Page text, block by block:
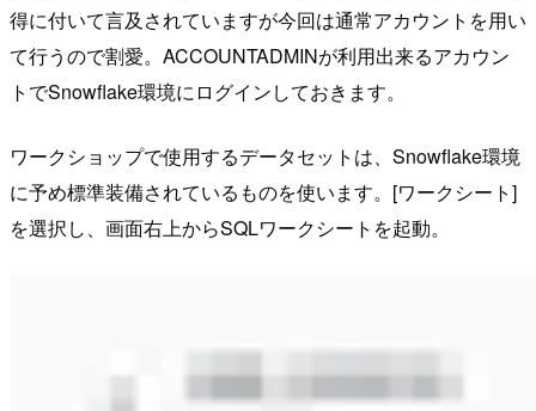
得に付いて言及されていますが今回は通常アカウントを用い
て行うので割愛。ACCOUNTADMINが利用出来るアカウン
トでSnowflake環境にログインしておきます。
ワークショップで使用するデータセットは、Snowflake環境
に予め標準装備されているものを使います。[ワークシート]
を選択し、画面右上からSQLワークシートを起動。